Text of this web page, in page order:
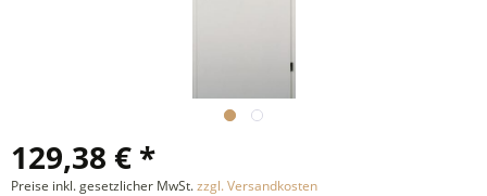
129,38 € *
Preise inkl. gesetzlicher MwSt.zzgl. Versandkosten